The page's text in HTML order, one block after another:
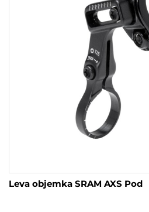
Leva objemka SRAM AXS Pod